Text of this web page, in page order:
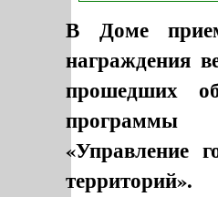
В Доме
награждения
прошедших
программы
«Управление
территорий».